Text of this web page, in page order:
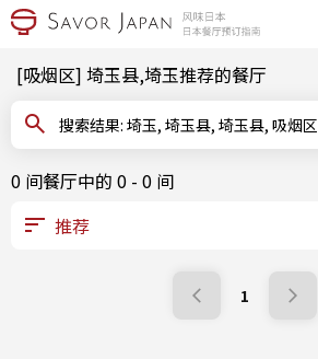
[吸烟区] 埼玉县,埼玉推荐的餐厅
搜索结果: 埼玉, 埼玉县, 埼玉县, 吸烟区
0 间餐厅中的 0 - 0 间
1